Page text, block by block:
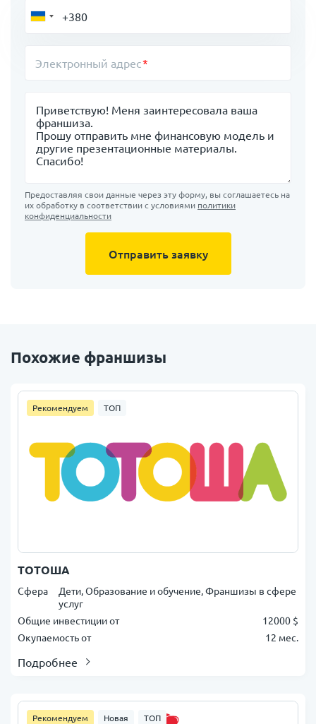
Электронный адрес
Предоставляя свои данные через эту форму, вы соглашаетесь на
их обработку в соответствии с условиями политики
конфиденциальности
Отправить заявку
Похожие франшизы
Рекомендуем ТОП
ТОТОША
Сфера
Дети, Образование и обучение, Франшизы в сфере
услуг
Общие инвестиции от
12000 $
Окупаемость от
12 мес.
Подробнее
Рекомендуем Новая ТОП